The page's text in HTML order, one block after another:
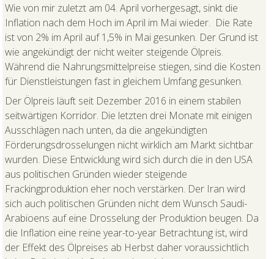
Wie von mir zuletzt am 04. April vorhergesagt, sinkt die
Inflation nach dem Hoch im April im Mai wieder. Die Rate
ist von 2% im April auf 1,5% in Mai gesunken. Der Grund ist
wie angekündigt der nicht weiter steigende Ölpreis.
Während die Nahrungsmittelpreise stiegen, sind die Kosten
für Dienstleistungen fast in gleichem Umfang gesunken.
Der Ölpreis läuft seit Dezember 2016 in einem stabilen
seitwärtigen Korridor. Die letzten drei Monate mit einigen
Ausschlägen nach unten, da die angekündigten
Förderungsdrosselungen nicht wirklich am Markt sichtbar
wurden. Diese Entwicklung wird sich durch die in den USA
aus politischen Gründen wieder steigende
Frackingproduktion eher noch verstärken. Der Iran wird
sich auch politischen Gründen nicht dem Wunsch Saudi-
Arabioens auf eine Drosselung der Produktion beugen. Da
die Inflation eine reine year-to-year Betrachtung ist, wird
der Effekt des Ölpreises ab Herbst daher voraussichtlich